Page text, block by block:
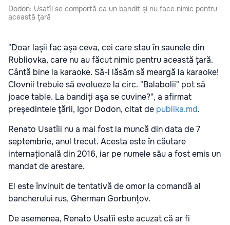
Dodon: Usatîi se comportă ca un bandit şi nu face nimic pentru
această ţară
"Doar lașii fac aşa ceva, cei care stau în saunele din
Rubliovka, care nu au făcut nimic pentru această ţară.
Cântă bine la karaoke. Să-l lăsăm să meargă la karaoke!
Clovnii trebuie să evolueze la circ. "Balabolii" pot să
joace table. La bandiți aşa se cuvine?", a afirmat
preşedintele ţării, Igor Dodon, citat de publika.md.
Renato Usatîii nu a mai fost la muncă din data de 7
septembrie, anul trecut. Acesta este în căutare
internațională din 2016, iar pe numele său a fost emis un
mandat de arestare.
El este învinuit de tentativă de omor la comandă al
bancherului rus, Gherman Gorbunțov.
De asemenea, Renato Usatîi este acuzat că ar fi